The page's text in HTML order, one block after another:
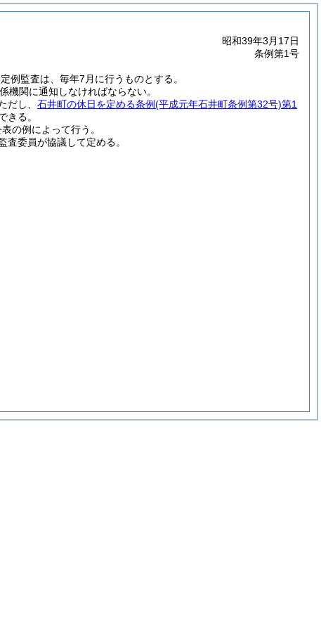
昭和39年3月17日
条例第1号
例監査は、毎年7月に行うものとする。
関に通知しなければならない。
だし、 石井町の休日を定める条例(平成元年石井町条例第32号)第1
きる。
の例によって行う。
委員が協議して定める。